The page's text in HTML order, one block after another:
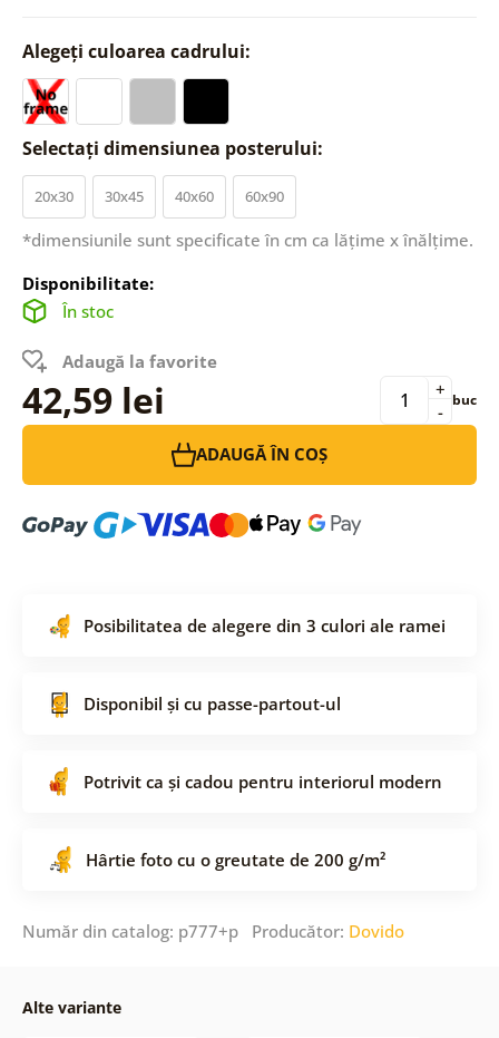
Alegeți culoarea cadrului:
Selectați dimensiunea posterului:
20x30 30x45 40x60 60x90
*dimensiunile sunt specificate în cm ca lățime x înălțime.
Disponibilitate:
În stoc
Adaugă la favorite
42,59 lei -
+ buc
ADAUGĂ ÎN COȘ
Posibilitatea de alegere din 3 culori ale ramei
Disponibil și cu passe-partout-ul
Potrivit ca și cadou pentru interiorul modern
Hârtie foto cu o greutate de 200 g/m²
Număr din catalog: p777+p Producător: Dovido
Alte variante